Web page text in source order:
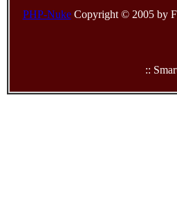
PHP-NukeCopyright © 2005 by
::